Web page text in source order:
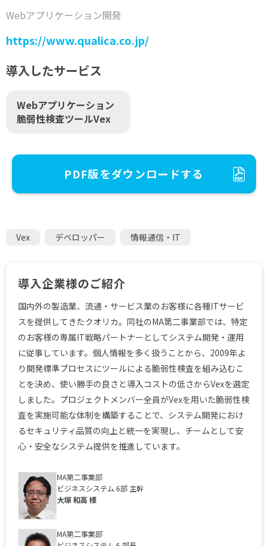
Webアプリケーション開発
https://www.qualica.co.jp/
導入したサービス
Webアプリケーション
脆弱性検査ツールVex
PDF版をダウンロードする
Vex デベロッパー 情報通信・IT
導入企業様のご紹介
国内外の製造業、流通・サービス業のお客様に各種ITサービ
スを提供してきたクオリカ。同社のMA第二事業部では、特定
のお客様の専属IT戦略パートナーとしてシステム開発・運用
に従事しています。個人情報を多く扱うことから、2009年よ
り開発標準プロセスにツールによる脆弱性検査を組み込むこ
とを決め、使い勝手の良さと導入コストの低さからVexを選定
しました。プロジェクトメンバー全員がVexを用いた脆弱性検
査を実施可能な体制を構築することで、システム開発におけ
るセキュリティ品質の向上と統一を実現し、チームとして安
心・安全なシステム提供を推進しています。
MA第二事業部
ビジネスシステム 6部 主幹
大塚 和高 様
MA第二事業部